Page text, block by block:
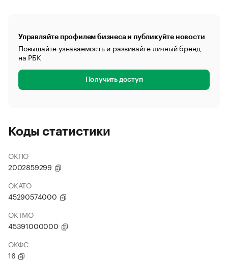
Управляйте профилем бизнеса и публикуйте новости
Повышайте узнаваемость и развивайте личный бренд
на РБК
Получить доступ
Коды статистики
ОКПО
2002859299
ОКАТО
45290574000
ОКТМО
45391000000
ОКФС
16